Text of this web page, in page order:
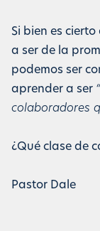
Si bien es
a ser de la
podemos ser
aprender a ser “
colaboradores
¿Qué clase de
Pastor Dale